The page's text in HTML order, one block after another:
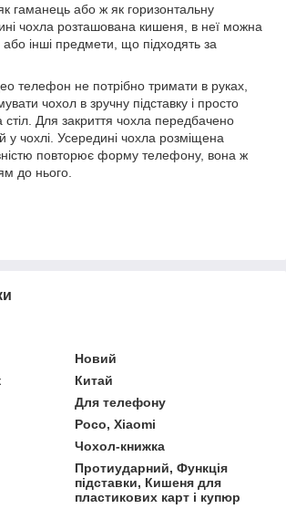
гаманець або ж як горизонтальну
чохла розташована кишеня, в неї можна
інші предмети, що підходять за
телефон не потрібно тримати в руках,
чохол в зручну підставку і просто
стіл. Для закриття чохла передбачено
у чохлі. Усередині чохла розміщена
повторює форму телефону, вона ж
до нього.
Новий
Китай
Для телефону
Poco, Xiaomi
Чохол-книжка
Протиударний, Функція
підставки, Кишеня для
пластикових карт і купюр